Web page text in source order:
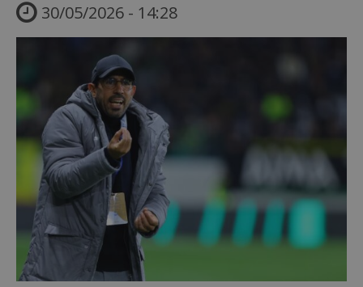
30/05/2026 - 14:28